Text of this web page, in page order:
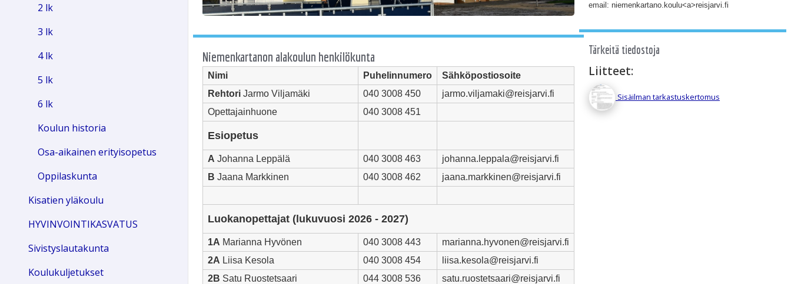
Niemenkartanon alakoulun henkilökunta
Nimi Puhelinnumero
Sähköpostiosoite
Rehtori Jarmo Viljamäki 040 3008 450
jarmo.viljamaki@reisjarvi.fi
Opettajainhuone
040 3008 451
Esiopetus
A Johanna Leppälä 040 3008 463
johanna.leppala@reisjarvi.fi
B Jaana Markkinen 040 3008 462 jaana.markkinen@reisjarvi.fi
Luokanopettajat (lukuvuosi 2026 - 2027)
1A Marianna Hyvönen 040 3008 443
marianna.hyvonen@reisjarvi.fi
2A Liisa Kesola 040 3008 454
liisa.kesola@reisjarvi.fi
2B Satu Ruostetsaari 044 3008 536
satu.ruostetsaari@reisjarvi.fi
email: niemenkartano.koulu<a>reisjarvi.fi
Tärkeitä tiedostoja
Liitteet:
Sisäilman tarkastuskertomus
2 lk
3 lk
4 lk
5 lk
6 lk
Koulun historia
Osa-aikainen erityisopetus
Oppilaskunta
Kisatien yläkoulu
HYVINVOINTIKASVATUS
Sivistyslautakunta
Koulukuljetukset